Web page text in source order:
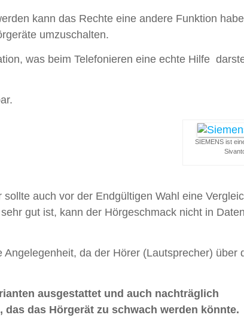
kann das Rechte eine andere Funktion
umzuschalten.
was beim Telefonieren eine echte Hilfe
SIEMENS ist
auch vor der Endgültigen Wahl eine
gut ist, kann der Hörgeschmack nicht in
da der Hörer (Lautsprecher) über
ausgestattet und auch nachträglich
das Hörgerät zu schwach werden könnte.